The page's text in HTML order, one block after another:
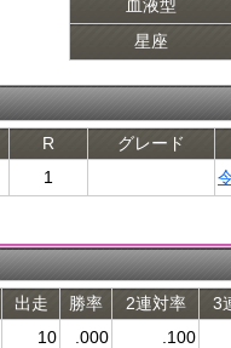
血液型
星座
R
グレード
1
出走 勝率 2連対率
3
10 .000
.100